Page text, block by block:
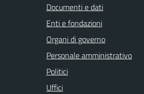
Documenti e dati
Enti e fondazioni
Organi di governo
Personale amministrativo
Politici
Uffici